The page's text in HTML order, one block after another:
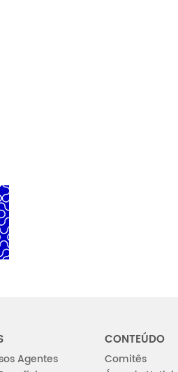
Agentes
CONTEÚDO
Comitês